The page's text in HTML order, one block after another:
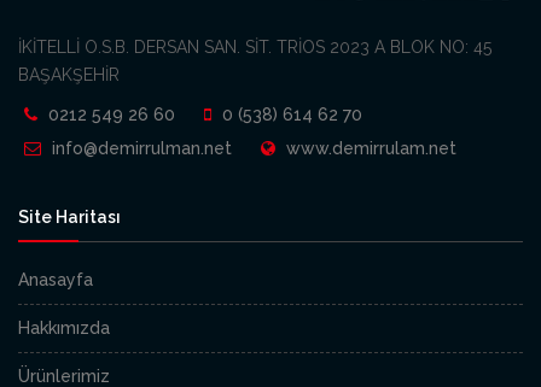
İKİTELLİ O.S.B. DERSAN SAN. SİT. TRİOS 2023 A BLOK NO: 45
BAŞAKŞEHİR
0212 549 26 60
0 (538) 614 62 70
info@demirrulman.net
www.demirrulam.net
Site Haritası
Anasayfa
Hakkımızda
Ürünlerimiz